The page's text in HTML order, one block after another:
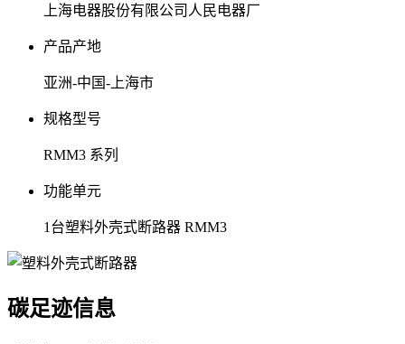
上海电器股份有限公司人民电器厂
产品产地
亚洲-中国-上海市
规格型号
RMM3 系列
功能单元
1台塑料外壳式断路器 RMM3
碳足迹信息